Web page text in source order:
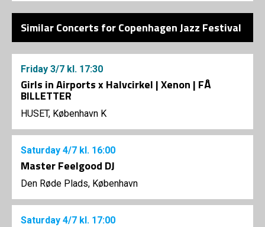
Similar Concerts for Copenhagen Jazz Festival
Friday 3/7 kl. 17:30
Girls in Airports x Halvcirkel | Xenon | FÅ
BILLETTER
HUSET, København K
Saturday 4/7 kl. 16:00
Master Feelgood DJ
Den Røde Plads, København
Saturday 4/7 kl. 17:00